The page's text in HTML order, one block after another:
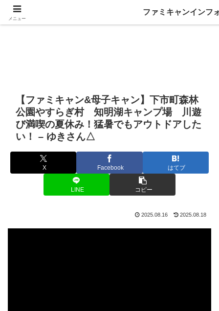
【ファミキャン&母子キャン】下市町森林
公園やすらぎ村 知明湖キャンプ場 川遊
び満喫の夏休み！猛暑でもアウトドアした
い！ – ゆきさん△
X Facebook はてブ
LINE コピー
2025.08.16 2025.08.18
メニュー
ファミキャンインフ